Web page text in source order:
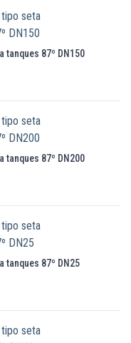
tanques 87º DN150
tanques 87º DN200
tanques 87º DN25